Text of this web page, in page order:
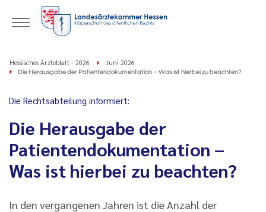
Hessisches Ärzteblatt - 2026 Juni 2026
Die Herausgabe der Patientendokumentation – Was ist hierbei zu beachten?
Die Rechtsabteilung informiert:
Die Herausgabe der
Patientendokumentation –
Was ist hierbei zu beachten?
In den vergangenen Jahren ist die Anzahl der